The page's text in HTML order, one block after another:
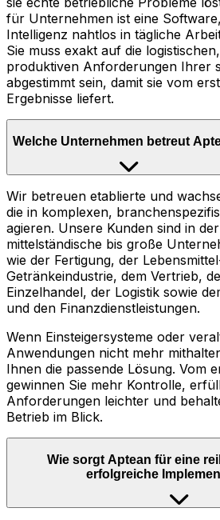
für Unternehmen ist eine
Intelligenz nahtlos in tägliche
Sie muss exakt auf die
produktiven Anforderungen Ihrer
abgestimmt sein, damit sie vom
Ergebnisse liefert.
Welche Unternehmen betreut
Wir betreuen etablierte und
die in komplexen,
agieren. Unsere Kunden sind in
mittelständische bis große
wie der Fertigung, der
Getränkeindustrie, dem Vertrieb,
Einzelhandel, der Logistik sowie
und den Finanzdienstleistungen.
Wenn Einsteigersysteme oder
Anwendungen nicht mehr
Ihnen die passende Lösung. Vom
gewinnen Sie mehr Kontrolle,
Anforderungen leichter und
Betrieb im Blick.
Wie sorgt Aptean für eine
erfolgreiche